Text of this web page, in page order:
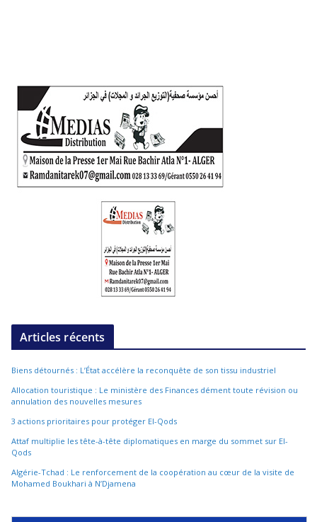
Articles récents
Biens détournés : L’État accélère la reconquête de son tissu industriel
Allocation touristique : Le ministère des Finances dément toute révision ou
annulation des nouvelles mesures
3 actions prioritaires pour protéger El-Qods
Attaf multiplie les tête-à-tête diplomatiques en marge du sommet sur El-
Qods
Algérie-Tchad : Le renforcement de la coopération au cœur de la visite de
Mohamed Boukhari à N’Djamena